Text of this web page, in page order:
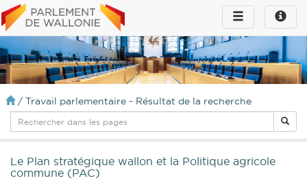
Toggle
infos
Toggle
navigation
/ Travail parlementaire - Résultat de la recherche
Le Plan stratégique wallon et la Politique agricole
commune (PAC)